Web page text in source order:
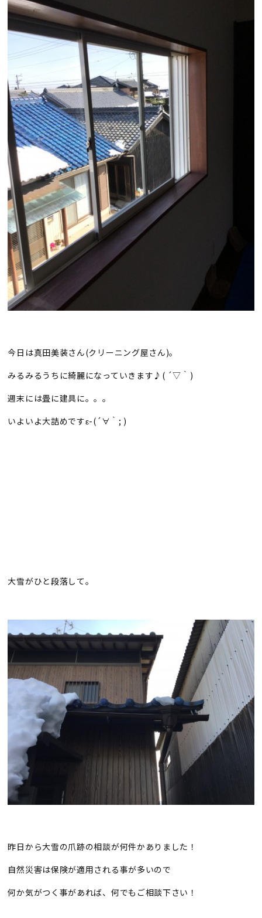
今日は真田美装さん(クリーニング屋さん)。
みるみるうちに綺麗になっていきます♪( ´▽｀)
週末には畳に建具に。。。
いよいよ大詰めですε-(´∀｀; )
大雪がひと段落して。
昨日から大雪の爪跡の相談が何件かありました！
自然災害は保険が適用される事が多いので
何か気がつく事があれば、何でもご相談下さい！